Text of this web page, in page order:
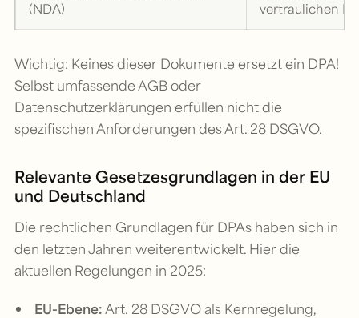
(NDA)
vertraulichen
Wichtig: Keines dieser Dokumente ersetzt ein DPA!
Selbst umfassende AGB oder
Datenschutzerklärungen erfüllen nicht die
spezifischen Anforderungen des Art. 28 DSGVO.
Relevante Gesetzesgrundlagen in der EU
und Deutschland
Die rechtlichen Grundlagen für DPAs haben sich in
den letzten Jahren weiterentwickelt. Hier die
aktuellen Regelungen in 2025:
EU-Ebene:Art. 28 DSGVO als Kernregelung,